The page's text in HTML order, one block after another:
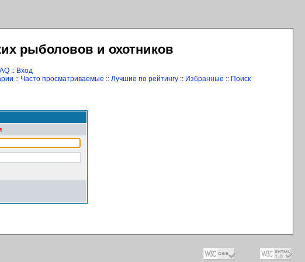
рыболовов и охотников
:: Вход
:: Часто просматриваемые :: Лучшие по рейтингу:: Избранные :: Поиск